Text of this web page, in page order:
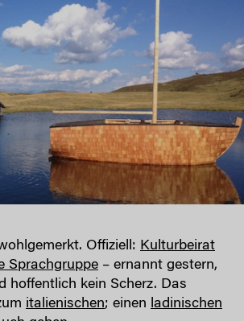
Offiziell: Kulturbeirat
Sprachgruppe – ernannt gestern,
hoffentlich kein Scherz. Das
italienischen; einen ladinischen